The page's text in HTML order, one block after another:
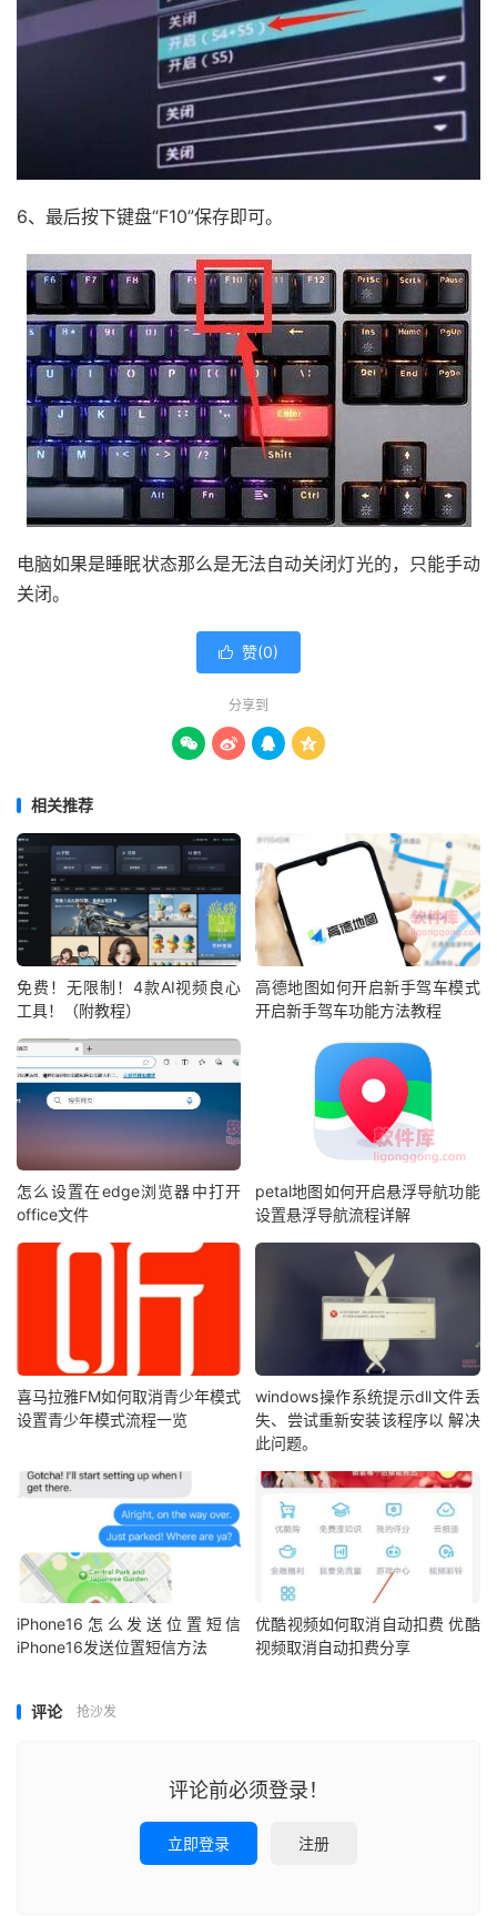
6、最后按下键盘“F10”保存即可。
电脑如果是睡眠状态那么是无法自动关闭灯光的，只能手动
关闭。
 赞(0)
分享到
   
相关推荐
免费！无限制！4款AI视频良心
工具！（附教程）
高德地图如何开启新手驾车模式
开启新手驾车功能方法教程
怎么设置在edge浏览器中打开
office文件
petal地图如何开启悬浮导航功能
设置悬浮导航流程详解
喜马拉雅FM如何取消青少年模式
设置青少年模式流程一览
windows操作系统提示dll文件丢
失、尝试重新安装该程序以 解决
此问题。
iPhone16怎么发送位置短信
iPhone16发送位置短信方法
优酷视频如何取消自动扣费 优酷
视频取消自动扣费分享
评论 抢沙发
评论前必须登录！
立即登录 注册